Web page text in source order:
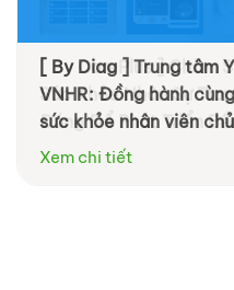
[ By Diag ] Trung tâm
VNHR: Đồng hành
sức khỏe nhân viên
Xem chi tiết